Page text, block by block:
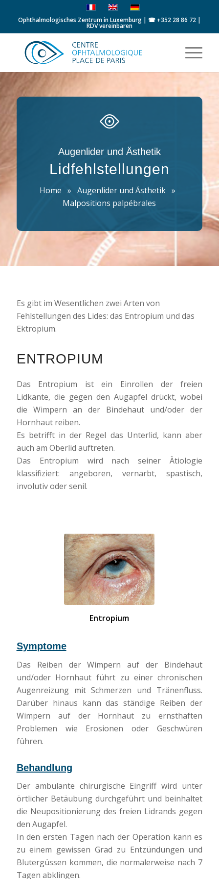
Ophthalmologisches Zentrum in Luxemburg | ☎ +352 28 86 72|
RDV vereinbaren
Augenlider und Ästhetik
Lidfehlstellungen
Home » Augenlider und Ästhetik»
Malpositions palpébrales
Es gibt im Wesentlichen zwei Arten von
Fehlstellungen des Lides: das Entropium und das
Ektropium.
ENTROPIUM
Das Entropium ist ein Einrollen der freien
Lidkante, die gegen den Augapfel drückt, wobei
die Wimpern an der Bindehaut und/oder der
Hornhaut reiben.
Es betrifft in der Regel das Unterlid, kann aber
auch am Oberlid auftreten.
Das Entropium wird nach seiner Ätiologie
klassifiziert: angeboren, vernarbt, spastisch,
involutiv oder senil.
Entropium
Symptome
Das Reiben der Wimpern auf der Bindehaut
und/oder Hornhaut führt zu einer chronischen
Augenreizung mit Schmerzen und Tränenfluss.
Darüber hinaus kann das ständige Reiben der
Wimpern auf der Hornhaut zu ernsthaften
Problemen wie Erosionen oder Geschwüren
führen.
Behandlung
Der ambulante chirurgische Eingriff wird unter
örtlicher Betäubung durchgeführt und beinhaltet
die Neupositionierung des freien Lidrands gegen
den Augapfel.
In den ersten Tagen nach der Operation kann es
zu einem gewissen Grad zu Entzündungen und
Blutergüssen kommen, die normalerweise nach 7
Tagen abklingen.